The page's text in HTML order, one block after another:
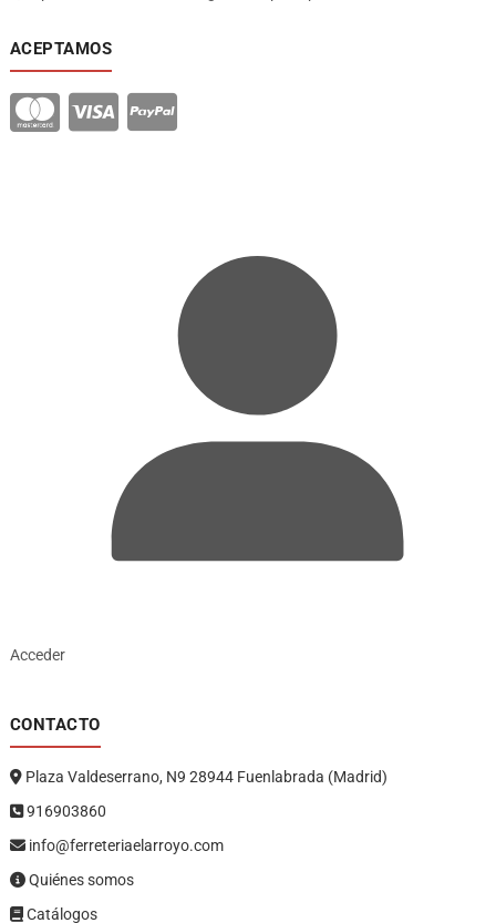
ACEPTAMOS
Acceder
CONTACTO
Plaza Valdeserrano, N9 28944 Fuenlabrada (Madrid)
916903860
info@ferreteriaelarroyo.com
Quiénes somos
Catálogos